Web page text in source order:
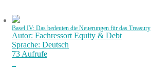
Basel IV: Das bedeuten die Neuerungen für das Treasury
Autor: Fachressort Equity & Debt
Sprache: Deutsch
73 Aufrufe